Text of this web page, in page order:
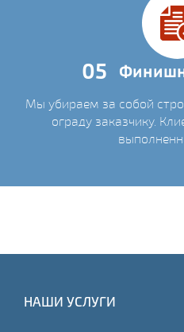
05
Мы убираем за собой
ограду заказчику.
НАШИ УСЛУГИ